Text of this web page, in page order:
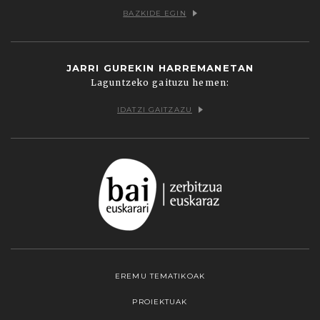
BAZKIDE EGIN
JARRI GUREKIN HARREMANETAN
Laguntzeko gaituzu hemen:
IDATZI GAITZAZU
EREMU TEMATIKOAK
PROIEKTUAK